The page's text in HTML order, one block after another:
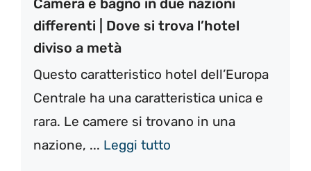
differenti | Dove si trova l’hotel
diviso a metà
Questo caratteristico hotel dell’Europa
Centrale ha una caratteristica unica e
rara. Le camere si trovano in una
nazione, ... Leggi tutto